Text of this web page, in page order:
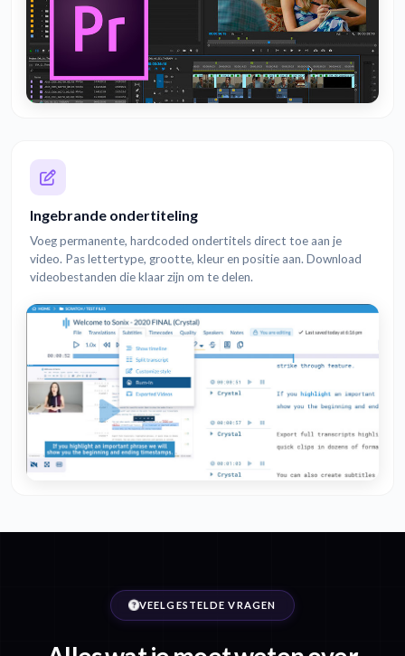
Ingebrande ondertiteling
Voeg permanente, hardcoded ondertitels direct toe aan je
video. Pas lettertype, grootte, kleur en positie aan. Download
videobestanden die klaar zijn om te delen.
VEELGESTELDE VRAGEN